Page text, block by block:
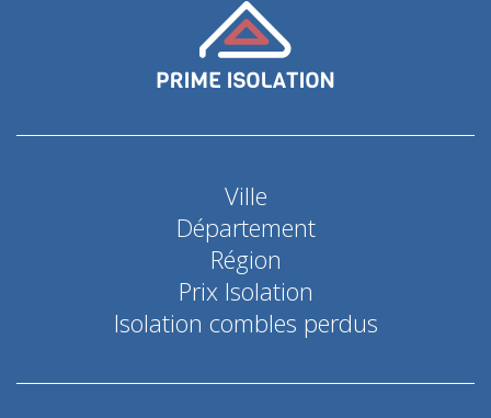
Ville
Département
Région
Prix Isolation
Isolation combles perdus